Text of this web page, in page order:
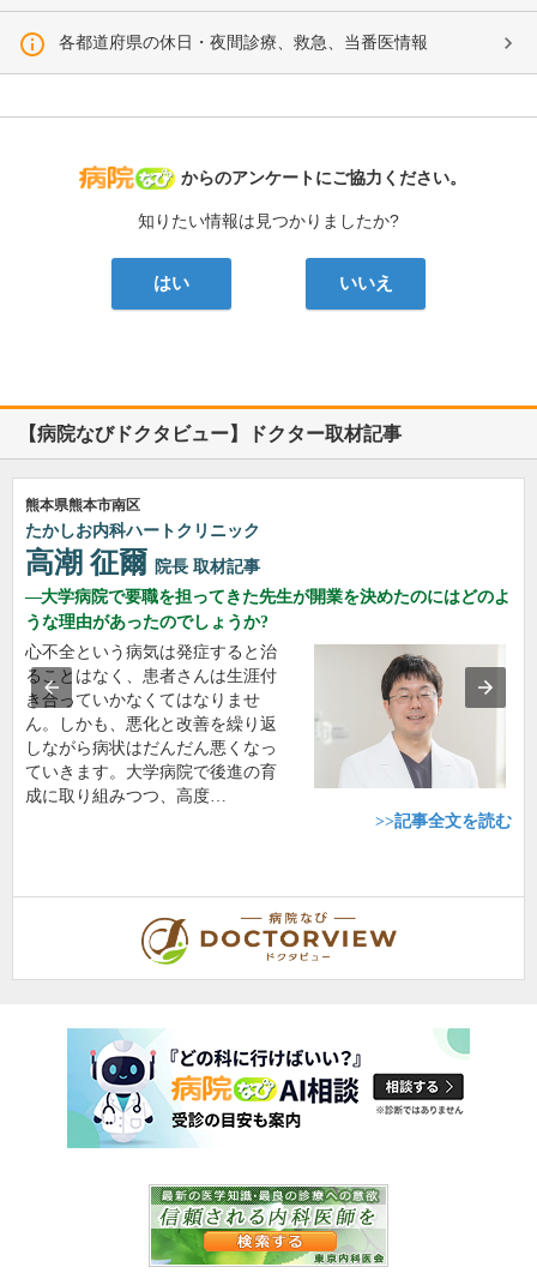
各都道府県の休日・夜間診療、救急、当番医情報
病院なび
からのアンケートにご協力ください。
知りたい情報は見つかりましたか?
はい いいえ
【病院なびドクタビュー】ドクター取材記事
熊本県熊本市南区
たかしお内科ハートクリニック
高潮 征爾 院長 取材記事
大学病院で要職を担ってきた先生が開業を決めたのにはどのよ
うな理由があったのでしょうか?
心不全という病気は発症すると治
ることはなく、患者さんは生涯付
き合っていかなくてはなりませ
ん。しかも、悪化と改善を繰り返
しながら病状はだんだん悪くなっ
ていきます。大学病院で後進の育
成に取り組みつつ、高度…
>>記事全文を読む